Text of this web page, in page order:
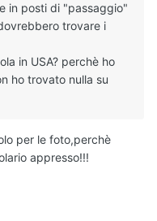
in posti di "passaggio"
trovare i
in USA? perchè ho
ho trovato nulla su
per le foto,perchè
appresso!!!